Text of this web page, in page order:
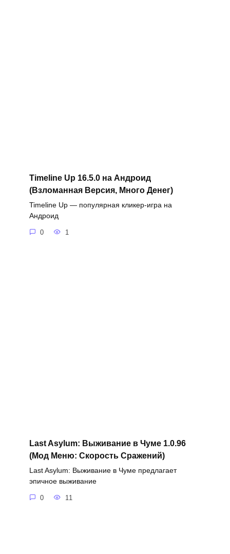
Timeline Up 16.5.0 на Андроид
(Взломанная Версия, Много Денег)
Timeline Up — популярная кликер-игра на
Андроид
0 1
Last Asylum: Выживание в Чуме 1.0.96
(Мод Меню: Скорость Сражений)
Last Asylum: Выживание в Чуме предлагает
эпичное выживание
0 11